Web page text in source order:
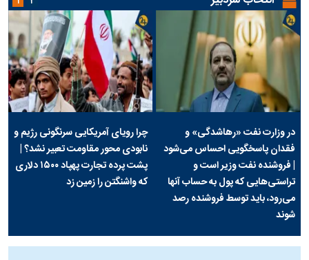
در وزارت نفت «رهاشدگی» و
فقدان پاسخگویی احساس می‌شود
| فروشنده نفت وزیر است و
تراستی‌هایی که پول به حساب آنها
می‌رود، باید توسط فروشنده رصد
شوند
چرا رویای آمریکایی سرنگونی رژیم و
نابودی محور مقاومت تعبیر نشد؟ |
پشت پرده تجارت پهپاد‌ ۱۵۰۰ دلاری
که واشنگتن را زمین زد